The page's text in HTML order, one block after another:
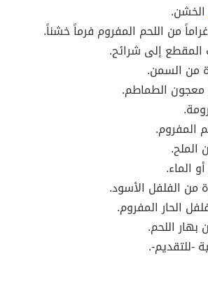
الخشن.
من اللحم المفروم فرماً خشناً.
المقطع إلى شرائح.
من السمن.
معجون الطماطم.
المفروم.
الماء.
من الفلفل الأسود.
الحار المفروم.
اللحم.
-للتقديم-.